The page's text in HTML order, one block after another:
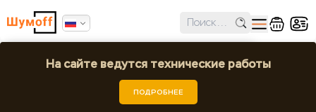
Ошибка поиска региона!
Выбрать город или регион
Установочные центры
Установочные центры
На сайте ведутся технические работы
ПОДРОБНЕЕ